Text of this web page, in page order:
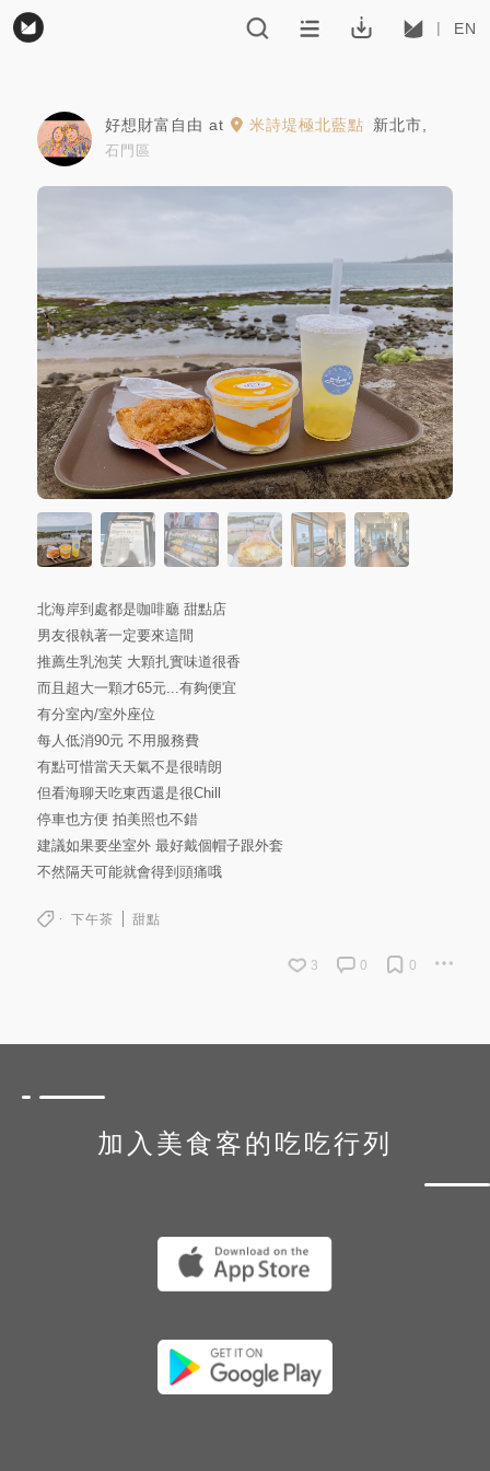
EN
好想財富自由 at 米詩堤極北藍點 新北市
石門區
北海岸到處都是咖啡廳 甜點店
男友很執著一定要來這間
推薦生乳泡芙 大顆扎實味道很香
而且超大一顆才65元...有夠便宜
有分室內/室外座位
每人低消90元 不用服務費
有點可惜當天天氣不是很晴朗
但看海聊天吃東西還是很Chill
停車也方便 拍美照也不錯
建議如果要坐室外 最好戴個帽子跟外套
不然隔天可能就會得到頭痛哦
下午茶 甜點
3 0 0
加入美食客的吃吃行列